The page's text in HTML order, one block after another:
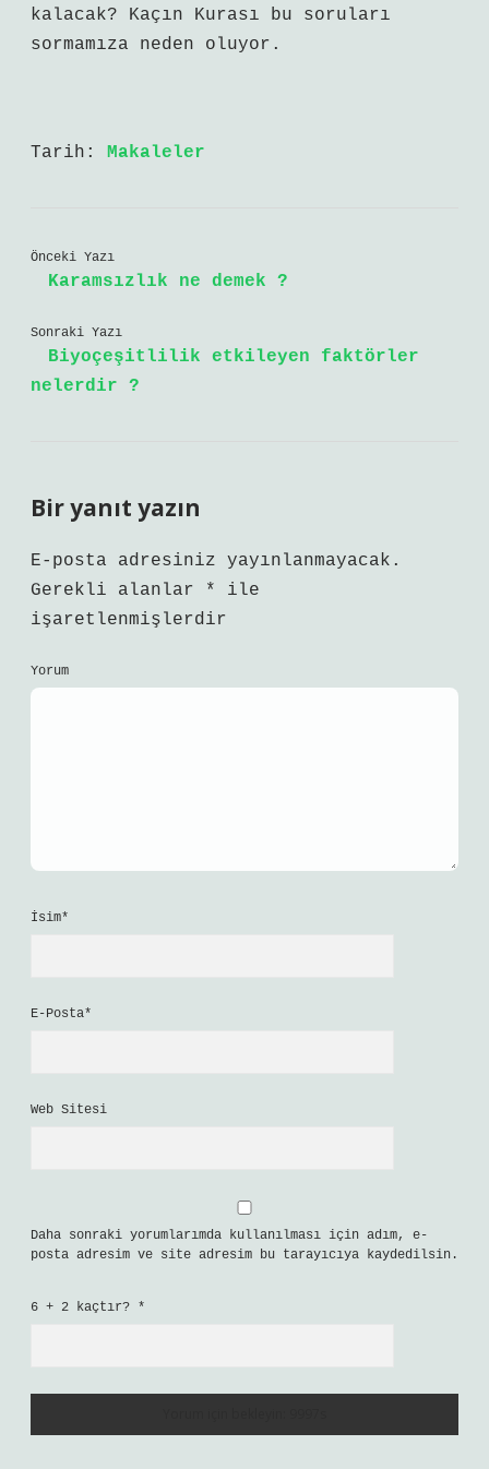
kalacak? Kaçın Kurası bu soruları
sormamıza neden oluyor.
Tarih: Makaleler
Önceki Yazı
Karamsızlık ne demek ?
Sonraki Yazı
Biyoçeşitlilik etkileyen faktörler
nelerdir ?
Bir yanıt yazın
E-posta adresiniz yayınlanmayacak.
Gerekli alanlar
*
ile
işaretlenmişlerdir
Yorum
İsim*
E-Posta*
Web Sitesi
Daha sonraki yorumlarımda kullanılması için adım, e-
posta adresim ve site adresim bu tarayıcıya kaydedilsin.
6 + 2 kaçtır? *